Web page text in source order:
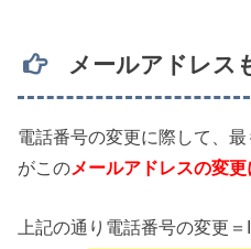
メールアドレス
電話番号の変更に際して、
がこのメールアドレスの変
上記の通り電話番号の変更